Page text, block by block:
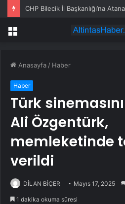
Menü
Anasayfa / Haber
Haber
Türk
Ali Özgentürk,
memleketinde
verildi
DİLAN BİÇER Mayıs 17, 2025
1 dakika okuma süresi